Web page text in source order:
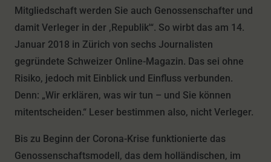
Mitgliedschaft werden Sie auch Genossenschafter und
damit Verleger in der ‚Republik'“. So wirbt das am 14.
Januar 2018 in Zürich von sechs Journalisten
gegründete Schweizer Online-Magazin. Das sei ohne
Risiko, jedoch mit Einblick und Einfluss verbunden.
Denn: „Wir erklären, was wir tun – und Sie können
mitentscheiden.“ Leser bestimmen also, nicht Verleger.
Bis zu Beginn der Corona-Krise funktionierte das
Genossenschaftsmodell, das dem holländischen, im